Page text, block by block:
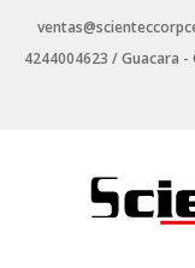
contenido
4244004623 / Guacara